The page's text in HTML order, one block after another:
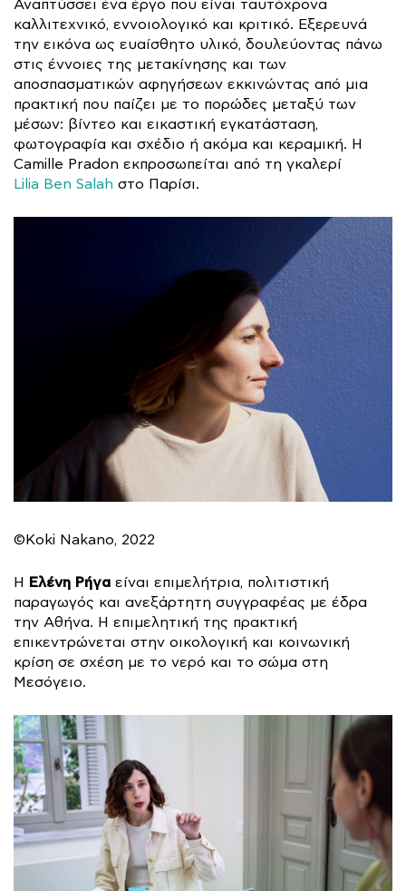
Αναπτύσσει ένα έργο που είναι ταυτόχρονα
καλλιτεχνικό, εννοιολογικό και κριτικό. Εξερευνά
την εικόνα ως ευαίσθητο υλικό, δουλεύοντας πάνω
στις έννοιες της μετακίνησης και των
αποσπασματικών αφηγήσεων εκκινώντας από μια
πρακτική που παίζει με το πορώδες μεταξύ των
μέσων: βίντεο και εικαστική εγκατάσταση,
φωτογραφία και σχέδιο ή ακόμα και κεραμική. Η
Camille Pradon εκπροσωπείται από τη γκαλερί
Lilia Ben Salah στο Παρίσι.
©Koki Nakano, 2022
Η Ελένη Ρήγα είναι επιμελήτρια, πολιτιστική
παραγωγός και ανεξάρτητη συγγραφέας με έδρα
την Αθήνα. Η επιμελητική της πρακτική
επικεντρώνεται στην οικολογική και κοινωνική
κρίση σε σχέση με το νερό και το σώμα στη
Μεσόγειο.